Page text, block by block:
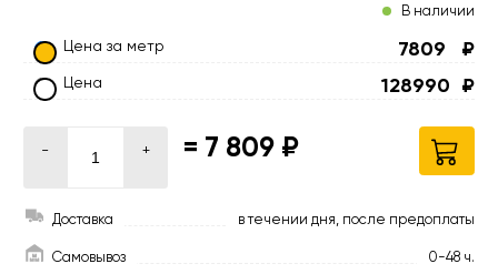
В наличии
Цена за метр 7809 ₽
Цена 128990 ₽
- + = 7 809 ₽
Доставка в течении дня, после предоплаты
Самовывоз 0-48 ч.